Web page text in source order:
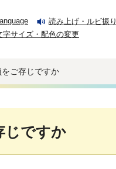
読み上げ・ルビ振り
字サイズ・配色の変更
ご存じですか
じですか